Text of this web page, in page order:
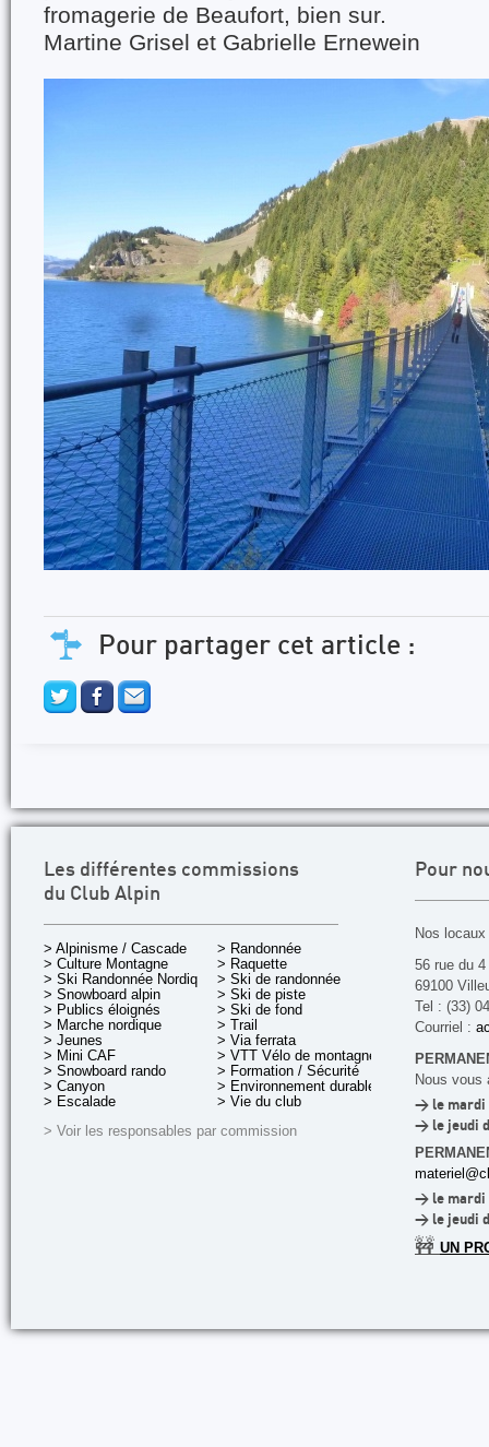
fromagerie de Beaufort, bien sur.
Martine Grisel et Gabrielle Ernewein
Pour partager cet article :
Les différentes commissions
du Club Alpin
> Alpinisme / Cascade
> Culture Montagne
> Ski Randonnée Nordique
> Snowboard alpin
> Publics éloignés
> Marche nordique
> Jeunes
> Mini CAF
> Snowboard rando
> Canyon
> Escalade
> Randonnée
> Raquette
> Ski de randonnée
> Ski de piste
> Ski de fond
> Trail
> Via ferrata
> VTT Vélo de montagne
> Formation / Sécurité
> Environnement durable
> Vie du club
> Voir les responsables par commission
Pour
Nos
56 rue du
69100
Tel : (33)
Courriel :
Nous vous
> le mardi
> le jeudi
> le mardi
> le jeudi
🚧 UN